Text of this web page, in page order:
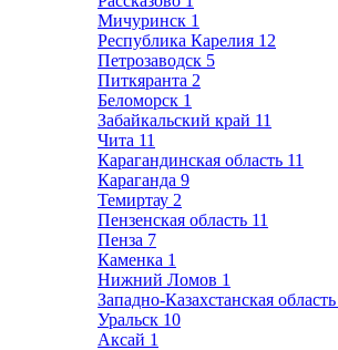
Мичуринск 1
Республика Карелия 12
Петрозаводск 5
Питкяранта 2
Беломорск 1
Забайкальский край 11
Чита 11
Карагандинская область 11
Караганда 9
Темиртау 2
Пензенская область 11
Пенза 7
Каменка 1
Нижний Ломов 1
Западно-Казахстанская область
Уральск 10
Аксай 1